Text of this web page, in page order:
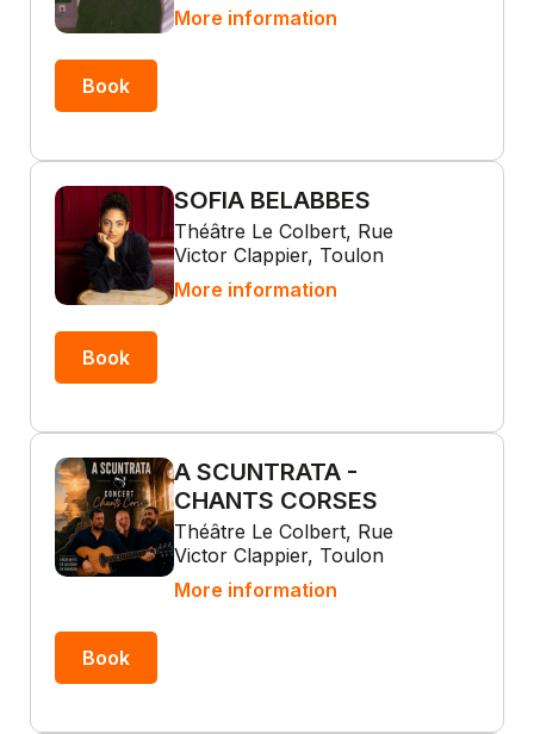
More information
Book
SOFIA BELABBES
Théâtre Le Colbert, Rue
Victor Clappier, Toulon
More information
Book
A SCUNTRATA -
CHANTS CORSES
Théâtre Le Colbert, Rue
Victor Clappier, Toulon
More information
Book